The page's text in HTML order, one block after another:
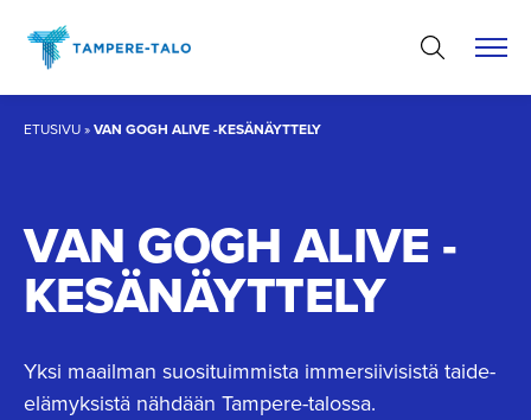
sisältöön
ETUSIVU»VAN GOGH ALIVE -KESÄNÄYTTELY
VAN GOGH ALIVE -
KESÄNÄYTTELY
Yksi maailman suosituimmista immersiivisistä taide-
elämyksistä nähdään Tampere-talossa.